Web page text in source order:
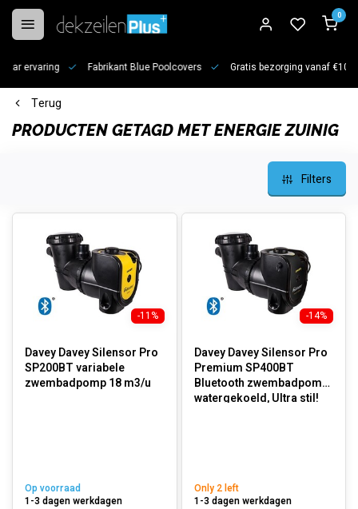
0
jaar ervaring Fabrikant Blue Poolcovers Gratis bezorging vanaf €100*
Terug
PRODUCTEN GETAGD MET ENERGIE ZUINIG
Filters
-11%
Davey Davey Silensor Pro
SP200BT variabele
zwembadpomp 18 m3/u
Op voorraad
1-3 dagen werkdagen
-14%
Davey Davey Silensor Pro
Premium SP400BT
Bluetooth zwembadpomp,
watergekoeld, Ultra stil!
Only 2 left
1-3 dagen werkdagen